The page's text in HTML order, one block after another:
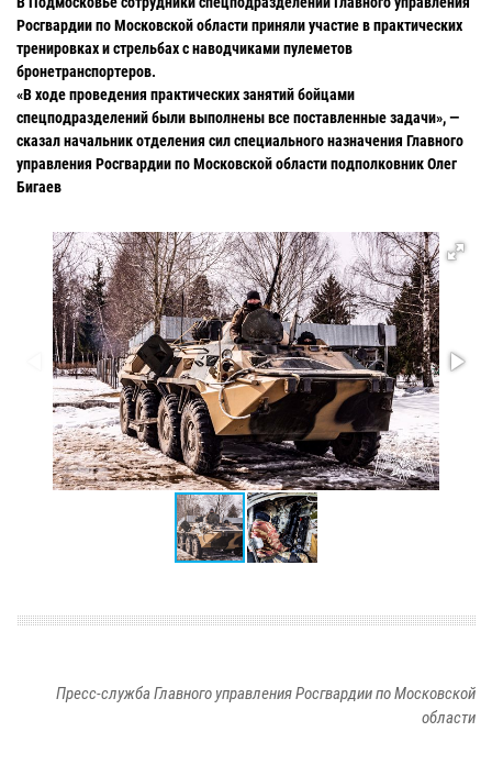
Росгвардии по Московской области приняли участие в практических
тренировках и стрельбах с наводчиками пулеметов
бронетранспортеров.
«В ходе проведения практических занятий бойцами
спецподразделений были выполнены все поставленные задачи», —
сказал начальник отделения сил специального назначения Главного
управления Росгвардии по Московской области подполковник Олег
Бигаев
Пресс-служба Главного управления Росгвардии по Московской
области